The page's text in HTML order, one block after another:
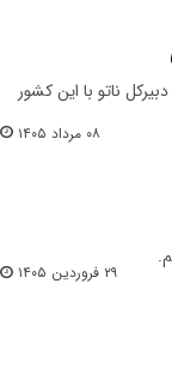
ناتو با این کشور
۰۸ مرداد ۱۴۰۵
۲۹ فروردین ۱۴۰۵